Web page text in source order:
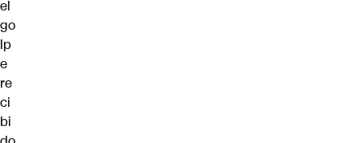
el
go
lp
e
re
ci
bi